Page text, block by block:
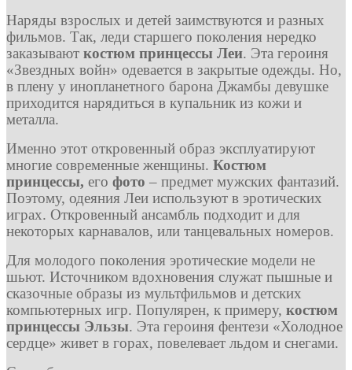
Наряды взрослых и детей заимствуются и разных
фильмов. Так, леди старшего поколения нередко
заказывают костюм принцессы Леи. Эта героиня
«Звездных войн» одевается в закрытые одежды. Но,
в плену у инопланетного барона Джамбы девушке
приходится нарядиться в купальник из кожи и
металла.
Именно этот откровенный образ эксплуатируют
многие современные женщины. Костюм
принцессы, его фото – предмет мужских фантазий.
Поэтому, одеяния Леи используют в эротических
играх. Откровенный ансамбль подходит и для
некоторых карнавалов, или танцевальных номеров.
Для молодого поколения эротические модели не
шьют. Источником вдохновения служат пышные и
сказочные образы из мультфильмов и детских
компьютерных игр. Популярен, к примеру, костюм
принцессы Эльзы. Эта героиня фентези «Холодное
сердце» живет в горах, повелевает льдом и снегами.